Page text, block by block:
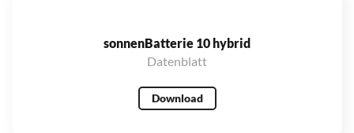
sonnenBatterie 10 hybrid
Datenblatt
Download